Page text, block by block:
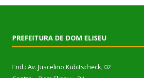
PREFEITURA DE DOM ELISEU
End.: Av. Juscelino Kubitscheck, 02